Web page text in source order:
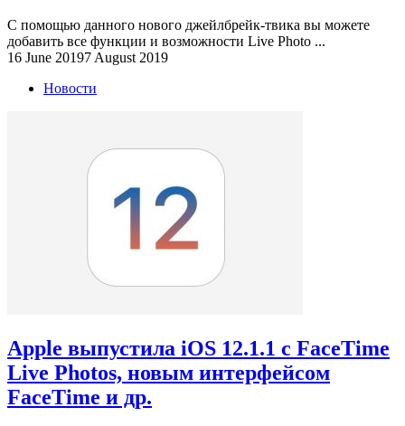
С помощью данного нового джейлбрейк-твика вы можете
добавить все функции и возможности Live Photo ...
16 June 20197 August 2019
Новости
Apple выпустила iOS 12.1.1 с FaceTime
Live Photos, новым интерфейсом
FaceTime и др.